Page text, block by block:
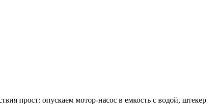
прост: опускаем мотор-насос в емкость с водой, штекер